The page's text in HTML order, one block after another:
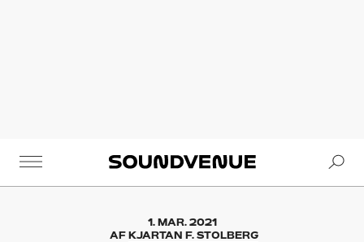
Soundvenue
1. MAR. 2021
AF KJARTAN F. STOLBERG